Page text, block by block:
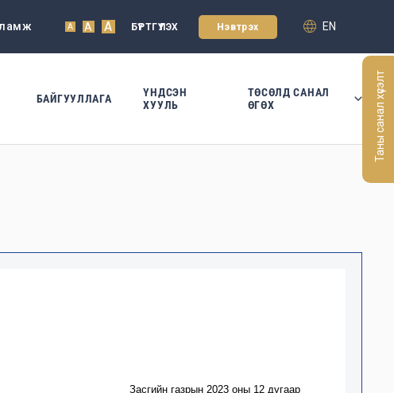
A A A БҮРТГҮҮЛЭХ Нэвтрэх EN
БАЙГУУЛЛАГА
ҮНДСЭН
ХУУЛЬ
ТӨСӨЛД САНАЛ
ӨГӨХ
Засгийн газрын 2023 оны 12 дугаар
Таны санал хүсэлт